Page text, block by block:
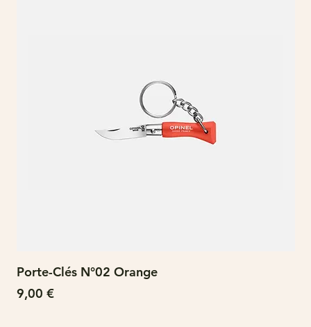
Porte-Clés N°02 Orange
Prix
9,00 €